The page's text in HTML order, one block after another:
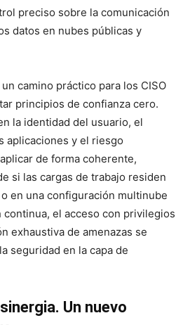
preciso sobre la comunicación
datos en nubes públicas y
camino práctico para los CISO
principios de confianza cero.
la identidad del usuario, el
aplicaciones y el riesgo
de forma coherente,
si las cargas de trabajo residen
en una configuración multinube
continua, el acceso con privilegios
exhaustiva de amenazas se
seguridad en la capa de
Un nuevo